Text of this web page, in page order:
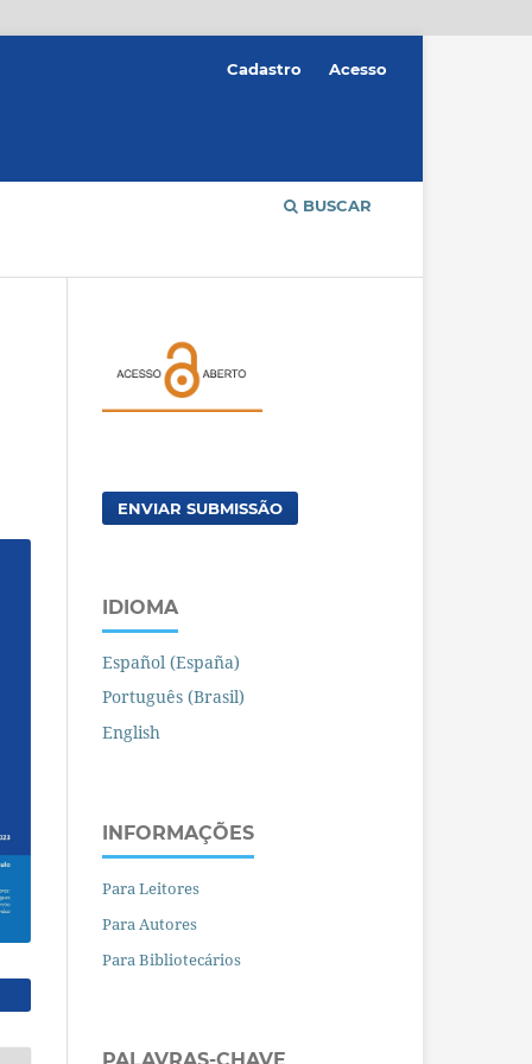
BUSCAR
Cadastro Acesso
ENVIAR SUBMISSÃO
IDIOMA
Español (España)
Português (Brasil)
English
INFORMAÇÕES
Para Leitores
Para Autores
Para Bibliotecários